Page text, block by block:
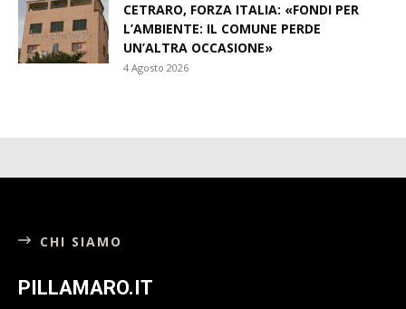
CETRARO, FORZA ITALIA: «FONDI PER
L’AMBIENTE: IL COMUNE PERDE
UN’ALTRA OCCASIONE»
4 Agosto 2026
CHI SIAMO
PILLAMARO.IT